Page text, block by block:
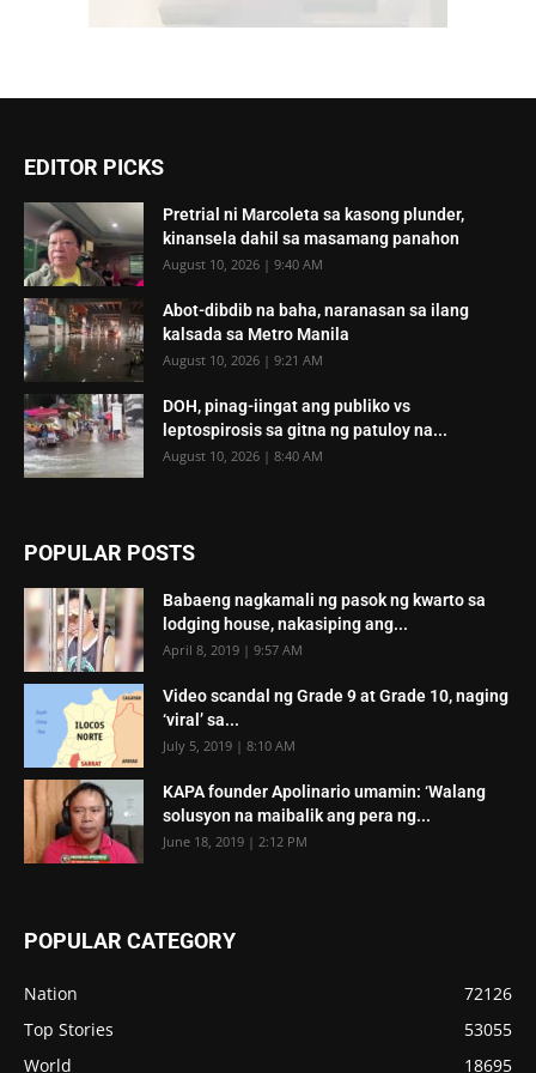
EDITOR PICKS
Pretrial ni Marcoleta sa kasong plunder,
kinansela dahil sa masamang panahon
August 10, 2026 | 9:40 AM
Abot-dibdib na baha, naranasan sa ilang
kalsada sa Metro Manila
August 10, 2026 | 9:21 AM
DOH, pinag-iingat ang publiko vs
leptospirosis sa gitna ng patuloy na...
August 10, 2026 | 8:40 AM
POPULAR POSTS
Babaeng nagkamali ng pasok ng kwarto sa
lodging house, nakasiping ang...
April 8, 2019 | 9:57 AM
Video scandal ng Grade 9 at Grade 10, naging
‘viral’ sa...
July 5, 2019 | 8:10 AM
KAPA founder Apolinario umamin: ‘Walang
solusyon na maibalik ang pera ng...
June 18, 2019 | 2:12 PM
POPULAR CATEGORY
Nation
72126
Top Stories
53055
World
18695